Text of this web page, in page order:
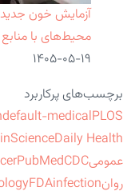
آزمایش خون
محیط‌های با
۱۴۰۵-۰۵-۱۹
برچسب‌های پرکاربرد
default-medicalPLOS
ScienceDaily Health
عمومی
PubMedCDC
روان
FDAinfection